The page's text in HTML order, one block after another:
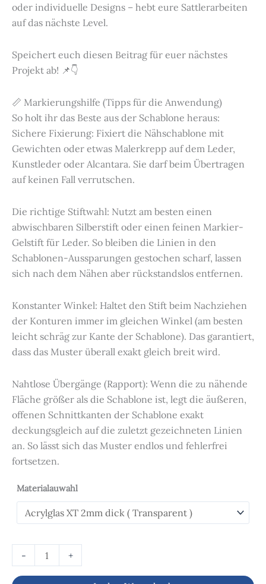
oder individuelle Designs – hebt eure Sattlerarbeiten
auf das nächste Level.
Speichert euch diesen Beitrag für euer nächstes
Projekt ab! 📌👇
📏 Markierungshilfe (Tipps für die Anwendung)
So holt ihr das Beste aus der Schablone heraus:
Sichere Fixierung: Fixiert die Nähschablone mit
Gewichten oder etwas Malerkrepp auf dem Leder,
Kunstleder oder Alcantara. Sie darf beim Übertragen
auf keinen Fall verrutschen.
Die richtige Stiftwahl: Nutzt am besten einen
abwischbaren Silberstift oder einen feinen Markier-
Gelstift für Leder. So bleiben die Linien in den
Schablonen-Aussparungen gestochen scharf, lassen
sich nach dem Nähen aber rückstandslos entfernen.
Konstanter Winkel: Haltet den Stift beim Nachziehen
der Konturen immer im gleichen Winkel (am besten
leicht schräg zur Kante der Schablone). Das garantiert,
dass das Muster überall exakt gleich breit wird.
Nahtlose Übergänge (Rapport): Wenn die zu nähende
Fläche größer als die Schablone ist, legt die äußeren,
offenen Schnittkanten der Schablone exakt
deckungsgleich auf die zuletzt gezeichneten Linien
an. So lässt sich das Muster endlos und fehlerfrei
fortsetzen.
Materialauwahl
- +